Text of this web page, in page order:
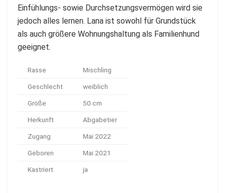
Einfühlungs- sowie Durchsetzungsvermögen wird sie
jedoch alles lernen. Lana ist sowohl für Grundstück
als auch größere Wohnungshaltung als Familienhund
geeignet.
Rasse Mischling
Geschlecht weiblich
Größe 50 cm
Herkunft Abgabetier
Zugang Mai 2022
Geboren Mai 2021
Kastriert ja